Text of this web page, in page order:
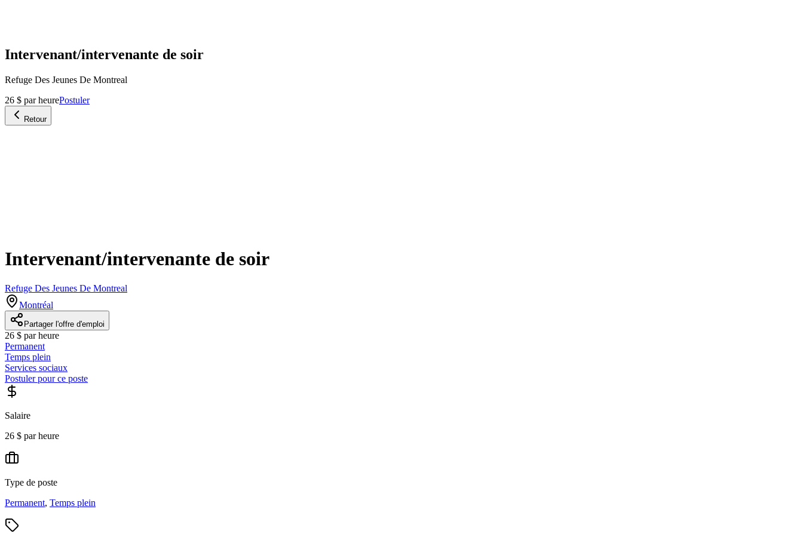
Intervenant/intervenante de soir
Refuge Des Jeunes De Montreal
26 $ par heurePostuler
Retour
Intervenant/intervenante de soir
Refuge Des Jeunes De Montreal
Montréal
Partager l'offre d'emploi
26 $ par heure
Permanent
Temps plein
Services sociaux
Postuler pour ce poste
Salaire
26 $ par heure
Type de poste
Permanent, Temps plein